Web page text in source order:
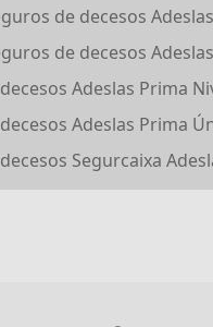
de decesos
de decesos
Adeslas Prima
Adeslas Prima
Segurcaixa